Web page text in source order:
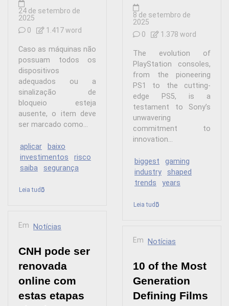
24 de setembro de
2025
0
1.417 word
Caso as máquinas não
possuam todos os
dispositivos
adequados ou a
sinalização de
bloqueio esteja
ausente, o item deve
ser marcado como...
aplicar
baixo
investimentos
risco
saiba
segurança
Leia tudo
Em Notícias
CNH pode ser
renovada
online com
estas etapas
8 de setembro de
2025
0
1.378 word
The evolution of
PlayStation consoles,
from the pioneering
PS1 to the cutting-
edge PS5, is a
testament to Sony’s
unwavering
commitment to
innovation...
biggest
gaming
industry
shaped
trends
years
Leia tudo
Em Notícias
10 of the Most
Generation
Defining Films